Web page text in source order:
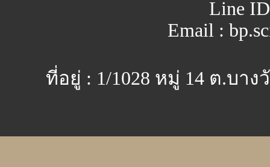
Line
Email :
ที่อยู่ : 1/1028 หมู่ 14 ต.บาง